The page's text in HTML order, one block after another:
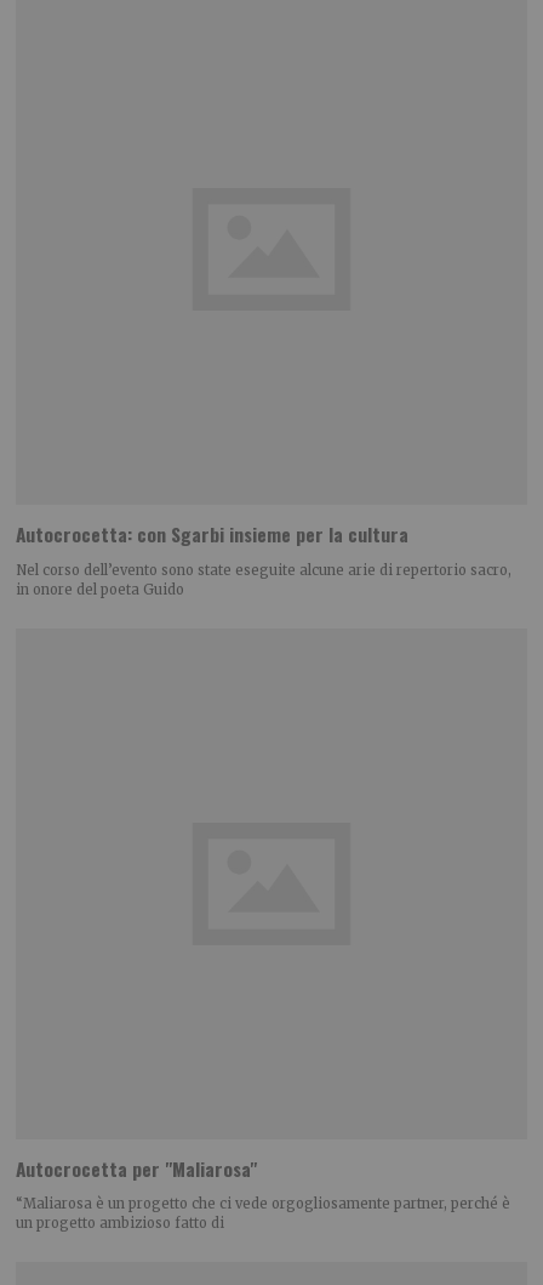
Autocrocetta: con Sgarbi insieme per la cultura
Nel corso dell’evento sono state eseguite alcune arie di repertorio sacro,
in onore del poeta Guido
Autocrocetta per "Maliarosa"
“Maliarosa è un progetto che ci vede orgogliosamente partner, perché è
un progetto ambizioso fatto di